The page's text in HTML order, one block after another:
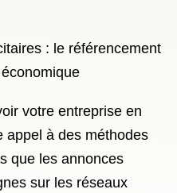
: le référencement
votre entreprise en
appel à des méthodes
que les annonces
sur les réseaux